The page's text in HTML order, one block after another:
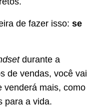
de fazer isso: se
durante a
de vendas, você vai
venderá mais, como
para a vida.